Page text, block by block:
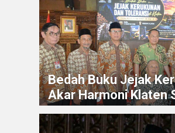
Bedah Buku Jejak
Akar Harmoni Klaten